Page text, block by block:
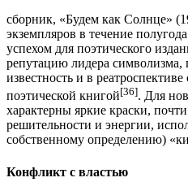
сборник, «Будем как Солнце»
экземпляров в течение
успехом для поэтического
репутацию лидера символизма,
известность и в
поэтической книгой[36]. Для
характерны яркие краски,
решительности и энергии,
собственному определению)
Конфликт с властью